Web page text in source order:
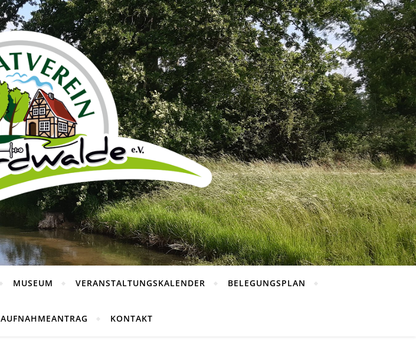
MUSEUM VERANSTALTUNGSKALENDER BELEGUNGSPLAN
AUFNAHMEANTRAG KONTAKT